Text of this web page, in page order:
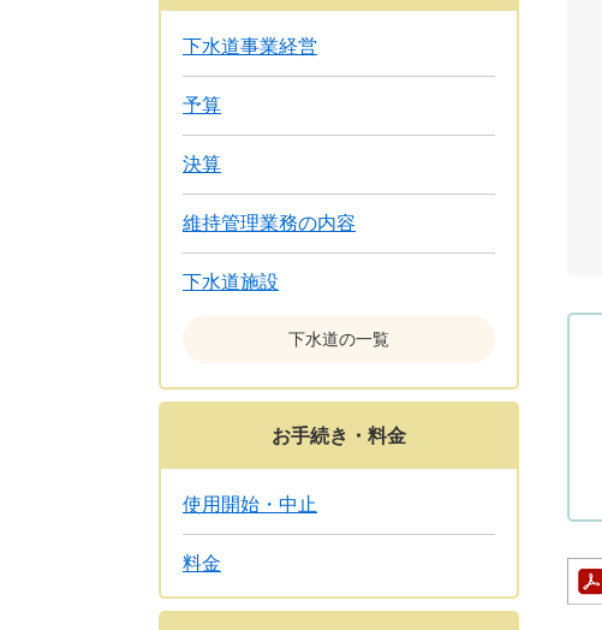
下水道事業経営
予算
決算
維持管理業務の内容
下水道施設
下水道の一覧
お手続き・料金
使用開始・中止
料金